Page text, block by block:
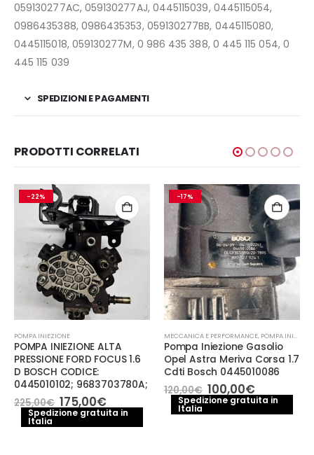
059130277AC, 059130277AJ, 0445115039, 0445115054,
0986435388, 0986435353, 059130277BB, 0445115080,
0445115018, 059130277M, 0 986 435 388, 0 445 115 054, 0
445 115 039
SPEDIZIONI E PAGAMENTI
PRODOTTI CORRELATI
-22%
POMPA INIEZIONE
POMPA INIEZIONE ALTA
PRESSIONE FORD FOCUS 1.6
D BOSCH CODICE:
0445010102; 9683703780A;
225,00€ Il
prezzo
originale
175,00€Il
prezzo
attuale
Spedizione gratuita in
Italia
-17%
MECCANICA E PERFORMANCE, POMPA INIEZIONE
Pompa Iniezione Gasolio
Opel Astra Meriva Corsa 1.7
Cdti Bosch 0445010086
120,00€ Il
prezzo
originale
100,00€Il
prezzo
attuale
Spedizione gratuita in
Italia